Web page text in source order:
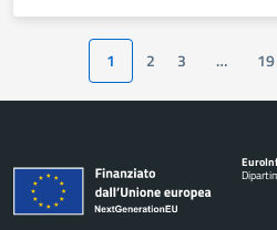
1 2 3 … 19
Euro